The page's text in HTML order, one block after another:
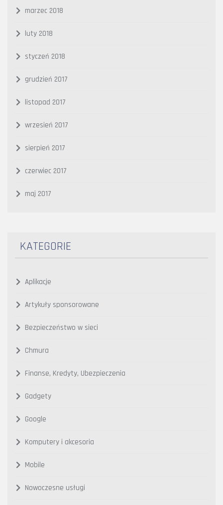
marzec 2018
luty 2018
styczeń 2018
grudzień 2017
listopad 2017
wrzesień 2017
sierpień 2017
czerwiec 2017
maj 2017
KATEGORIE
Aplikacje
Artykuły sponsorowane
Bezpieczeństwo w sieci
Chmura
Finanse, Kredyty, Ubezpieczenia
Gadgety
Google
Komputery i akcesoria
Mobile
Nowoczesne usługi